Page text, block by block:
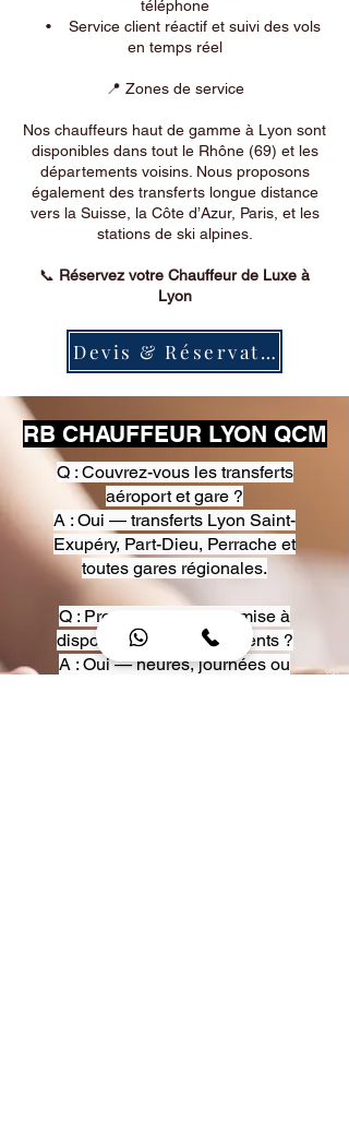
téléphone
• Service client réactif et suivi des vols
en temps réel
📍 Zones de service
Nos chauffeurs haut de gamme à Lyon sont
disponibles dans tout le Rhône (69) et les
départements voisins. Nous proposons
également des transferts longue distance
vers la Suisse, la Côte d’Azur, Paris, et les
stations de ski alpines.
📞 Réservez votre Chauffeur de Luxe à
Lyon
Devis & Réservation
RB CHAUFFEUR LYON QCM
Q : Couvrez-vous les transferts
aéroport et gare ?
A : Oui — transferts Lyon Saint-
Exupéry, Part-Dieu, Perrache et
toutes gares régionales.
Q : Proposez-vous une mise à
disposition pour événements ?
A : Oui — heures, journées ou